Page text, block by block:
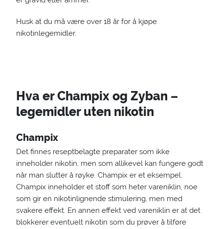
Husk at du må være over 18 år for å kjøpe
nikotinlegemidler.
Hva er Champix og Zyban –
legemidler uten nikotin
Champix
Det finnes reseptbelagte preparater som ikke
inneholder nikotin, men som allikevel kan fungere godt
når man slutter å røyke. Champix er et eksempel.
Champix inneholder et stoff som heter vareniklin, noe
som gir en nikotinlignende stimulering, men med
svakere effekt. En annen effekt ved vareniklin er at det
blokkerer eventuelt nikotin som du prøver å tilføre